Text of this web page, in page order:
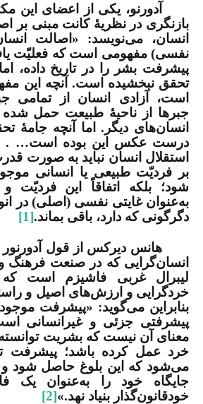
آدورنو، یکی از اعضای این
بازنگری در نظریۀ کانت مبنی بر
انسان، می‌نویسد: «اصالت
نفسی) مفهومی است که فعلیّت
پیشرفت بشر را در تاریخ داده،
تحقق نبخشیده است. آنچه این
است، آزادی انسان از تمامی
جبرها از ناحیۀ طبیعت حمل شده
انسان‌های دیگر. اما آنچه جامۀ
درست عکس این بوده است… .
استقلال انسان نباید به صورت
بر فردیّت طبیعی یا انسانی
شود؛ بلکه اتفاقاً این فردیّت
به‌عنوان غایتی نفسی (اصلی) در
دگرگونی که دارد، باقی بماند.[1]
هانس دیرکس از قول
انسان‌گرایی که در صنعت فرهنگ
لیبرال غربی فاشیزم است
خردگرایی و ارزش‌های اصیل و
بنابراین می‌گوید: «پیشرفت
پیشرفتی جزئی و غیرانسانی
معنای آن نیست که بشریت
خرد عمل کرده باشد؛ پیشرفت
می‌شود که این بلوغ حاصل شود و
جایگاه خود را به‌عنوان یک
خودقانون‌گذار بنیاد نهد.»[2]